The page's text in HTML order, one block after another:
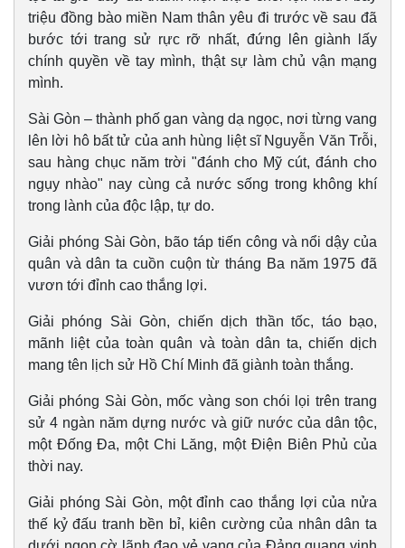
Thể thao
Bóng đá
Lịch thi đấu bóng đá
eSports
Hậu trường
Ô tô - Xe máy
Ô tô
triệu đồng bào miền Nam thân yêu đi trước về sau đã
bước tới trang sử rực rỡ nhất, đứng lên giành lấy
chính quyền về tay mình, thật sự làm chủ vận mạng
mình.
Sài Gòn – thành phố gan vàng dạ ngọc, nơi từng vang
lên lời hô bất tử của anh hùng liệt sĩ Nguyễn Văn Trỗi,
sau hàng chục năm trời "đánh cho Mỹ cút, đánh cho
ngụy nhào" nay cùng cả nước sống trong không khí
trong lành của độc lập, tự do.
Giải phóng Sài Gòn, bão táp tiến công và nổi dậy của
quân và dân ta cuồn cuộn từ tháng Ba năm 1975 đã
vươn tới đỉnh cao thắng lợi.
Giải phóng Sài Gòn, chiến dịch thần tốc, táo bạo,
mãnh liệt của toàn quân và toàn dân ta, chiến dịch
mang tên lịch sử Hồ Chí Minh đã giành toàn thắng.
Giải phóng Sài Gòn, mốc vàng son chói lọi trên trang
sử 4 ngàn năm dựng nước và giữ nước của dân tộc,
một Đống Đa, một Chi Lăng, một Điện Biên Phủ của
thời nay.
Giải phóng Sài Gòn, một đỉnh cao thắng lợi của nửa
thế kỷ đấu tranh bền bỉ, kiên cường của nhân dân ta